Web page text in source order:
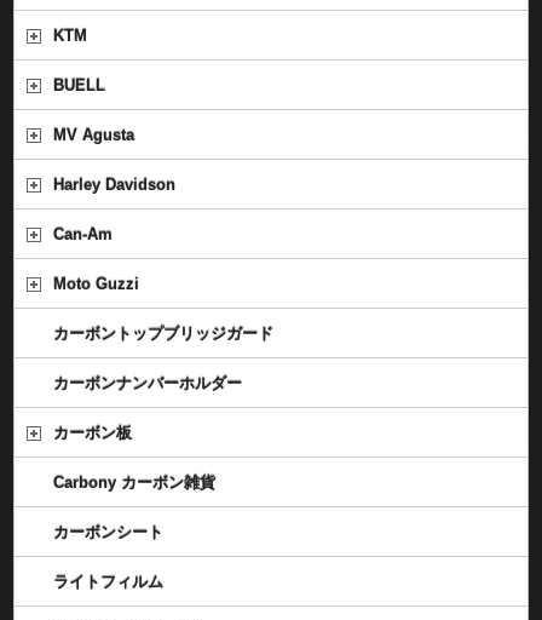
KTM
BUELL
MV Agusta
Harley Davidson
Can-Am
Moto Guzzi
カーボントップブリッジガード
カーボンナンバーホルダー
カーボン板
Carbony カーボン雑貨
カーボンシート
ライトフィルム